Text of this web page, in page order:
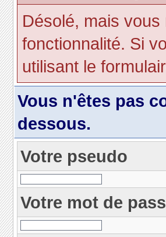
Désolé, mais
fonctionnalité. Si
utilisant le
Vous n'êtes pas
dessous.
Votre pseudo
Votre mot de